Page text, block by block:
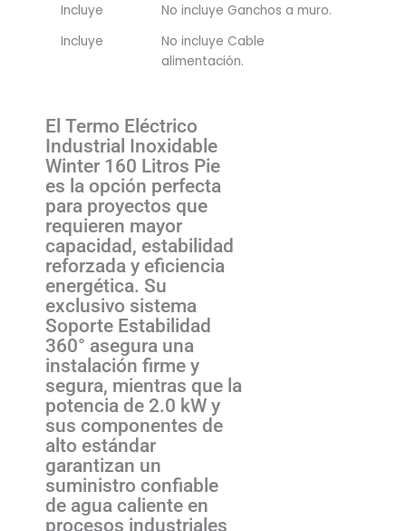
Incluye
No incluye Ganchos a muro.
Incluye
No incluye Cable
alimentación.
El Termo Eléctrico
Industrial Inoxidable
Winter 160 Litros Pie
es la opción perfecta
para proyectos que
requieren mayor
capacidad, estabilidad
reforzada y eficiencia
energética. Su
exclusivo sistema
Soporte Estabilidad
360° asegura una
instalación firme y
segura, mientras que la
potencia de 2.0 kW y
sus componentes de
alto estándar
garantizan un
suministro confiable
de agua caliente en
procesos industriales